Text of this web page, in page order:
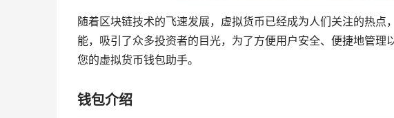
随着区块链技术的飞速发展，虚拟货币已经成为人们关注的热
能，吸引了众多投资者的目光，为了方便用户安全、便捷地管
您的虚拟货币钱包助手。
钱包介绍